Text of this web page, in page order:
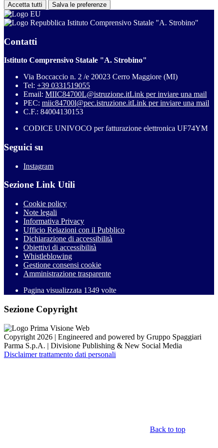
Accetta tutti Salva le preferenze
Istituto Comprensivo Statale "A. Strobino"
Contatti
Istituto Comprensivo Statale "A. Strobino"
Via Boccaccio n. 2 /e 20023 Cerro Maggiore (MI)
Tel: +39 0331519055
Email: MIIC84700L@istruzione.itLink per inviare una mail
PEC: miic84700l@pec.istruzione.itLink per inviare una mail
C.F.: 84004130153
CODICE UNIVOCO per fatturazione elettronica UF74YM
Seguici su
Instagram
Sezione Link Utili
Cookie policy
Note legali
Informativa Privacy
Ufficio Relazioni con il Pubblico
Dichiarazione di accessibilità
Obiettivi di accessibilità
Whistleblowing
Gestione consensi cookie
Amministrazione trasparente
Pagina visualizzata 1349 volte
Sezione Copyright
Copyright 2026 | Engineered and powered by Gruppo Spaggiari
Parma S.p.A. | Divisione Publishing & New Social Media
Disclaimer trattamento dati personali
Back to top